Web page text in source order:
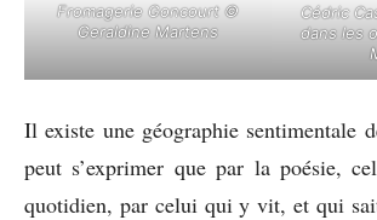
Fromagerie Goncourt ©
Geraldine Martens
Cédric
dans les
Il existe une géographie sentimentale
peut s’exprimer que par la poésie,
quotidien, par celui qui y vit, et qui